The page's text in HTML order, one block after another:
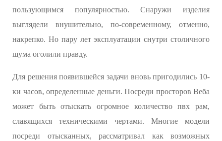
пользующимся популярностью. Снаружи изделия
выглядели внушительно, по-современному, отменно,
накрепко. Но пару лет эксплуатации снутри столичного
шума оголили правду.
Для решения появившейся задачи вновь пригодились 10-
ки часов, определенные деньги. Посреди просторов Веба
может быть отыскать огромное количество пвх рам,
славящихся техническими чертами. Многие модели
посреди отысканных, рассматривал как возможных